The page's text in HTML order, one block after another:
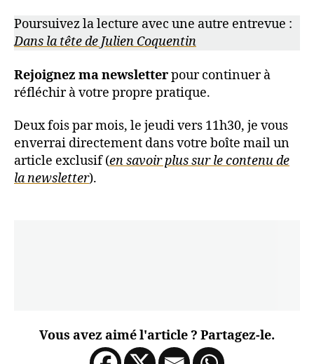
Poursuivez la lecture avec une autre entrevue :
Dans la tête de Julien Coquentin
Rejoignez ma newsletterpour continuer à
réfléchir à votre propre pratique.
Deux fois par mois, le jeudi vers 11h30, je vous
enverrai directement dans votre boîte mail un
article exclusif (en savoir plus sur le contenu de
la newsletter).
Vous avez aimé l'article ? Partagez-le.